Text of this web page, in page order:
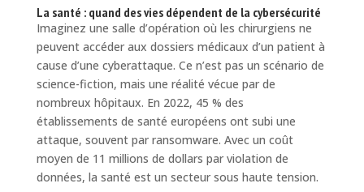
La santé : quand des vies dépendent de la cybersécurité
Imaginez une salle d’opération où les chirurgiens ne
peuvent accéder aux dossiers médicaux d’un patient à
cause d’une cyberattaque. Ce n’est pas un scénario de
science-fiction, mais une réalité vécue par de
nombreux hôpitaux. En 2022, 45 % des
établissements de santé européens ont subi une
attaque, souvent par ransomware. Avec un coût
moyen de 11 millions de dollars par violation de
données, la santé est un secteur sous haute tension.